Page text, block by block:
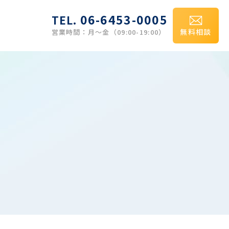
TEL. 06-6453-0005
営業時間：月～金（09:00-19:00） 無料相談